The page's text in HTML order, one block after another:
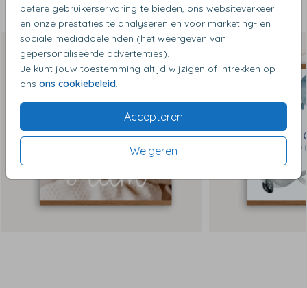
betere gebruikerservaring te bieden, ons websiteverkeer
en onze prestaties te analyseren en voor marketing- en
sociale mediadoeleinden (het weergeven van
gepersonaliseerde advertenties).
Je kunt jouw toestemming altijd wijzigen of intrekken op
ons ons cookiebeleid.
Accepteren
Weigeren
Dit vind je misschien ook leuk